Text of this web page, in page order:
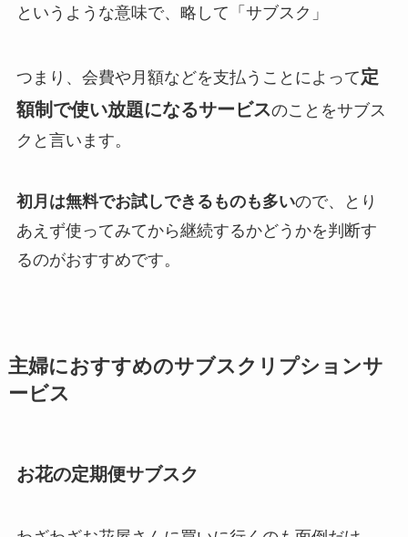
というような意味で、略して「サブスク」
つまり、会費や月額などを支払うことによって定
額制で使い放題になるサービスのことをサブス
クと言います。
初月は無料でお試しできるものも多いので、とり
あえず使ってみてから継続するかどうかを判断す
るのがおすすめです。
主婦におすすめのサブスクリプションサ
ービス
お花の定期便サブスク